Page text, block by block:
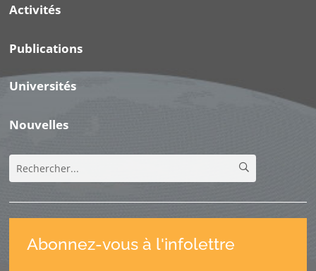
Activités
Publications
Universités
Nouvelles
Abonnez-vous à l'infolettre